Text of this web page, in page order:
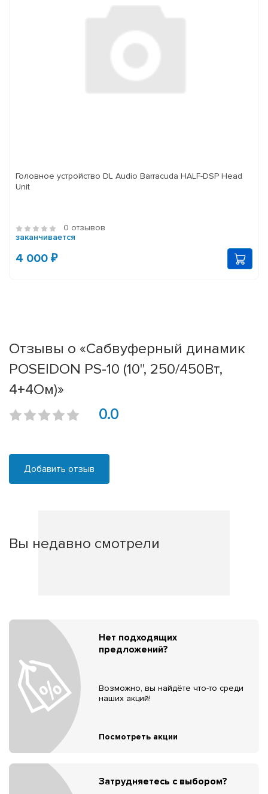
Головное устройство DL Audio Barracuda HALF-DSP Head
Unit
0 отзывов
заканчивается
4 000 ₽
Отзывы о «Сабвуферный динамик
POSEIDON PS-10 (10'', 250/450Вт,
4+4Ом)»
0.0
Добавить отзыв
Вы недавно смотрели
Нет подходящих
предложений?
Возможно, вы найдёте что-то среди
наших акций!
Посмотреть акции
Затрудняетесь с выбором?